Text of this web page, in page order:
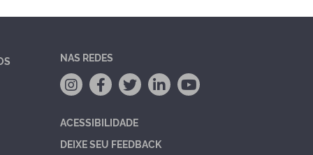
NAS REDES
ACESSIBILIDADE
DEIXE SEU FEEDBACK